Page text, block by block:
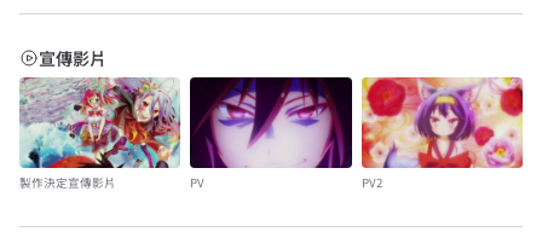
宣傳影片
製作決定宣傳影片 PV PV2